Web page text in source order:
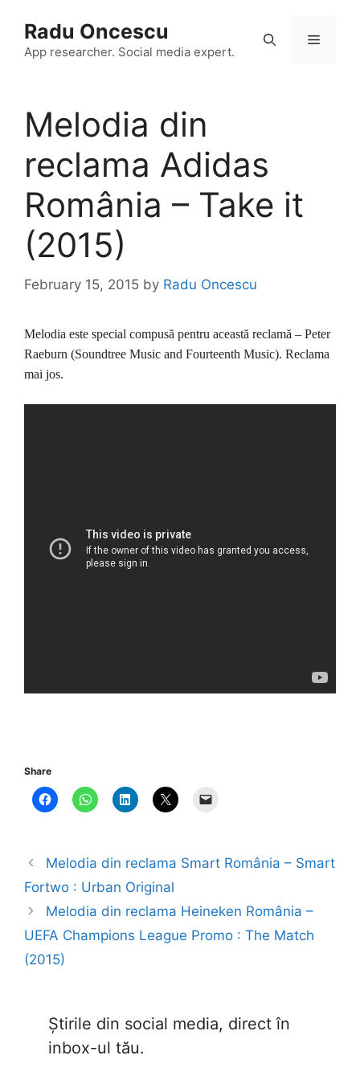
content
Radu Oncescu
App researcher. Social media expert.
Menu
Melodia din
reclama Adidas
România – Take it
(2015)
February 15, 2015 by Radu Oncescu
Melodia este special compusă pentru această reclamă – Peter
Raeburn (Soundtree Music and Fourteenth Music). Reclama
mai jos.
Share
Melodia din reclama Smart România – Smart
Fortwo : Urban Original
Melodia din reclama Heineken România –
UEFA Champions League Promo : The Match
(2015)
Știrile din social media, direct în
inbox-ul tău.